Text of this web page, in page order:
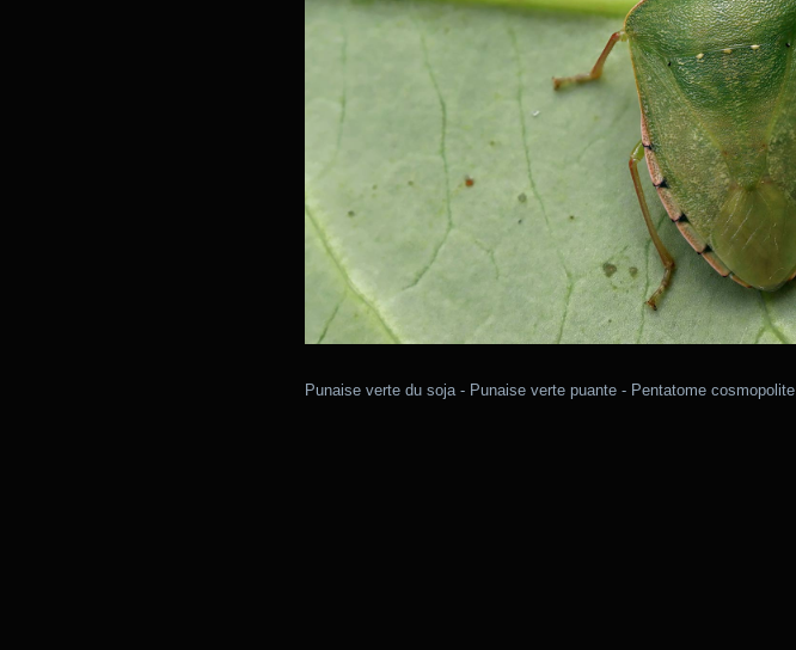
Punaise verte du soja - Punaise verte puante - Pentatome cosmopolite